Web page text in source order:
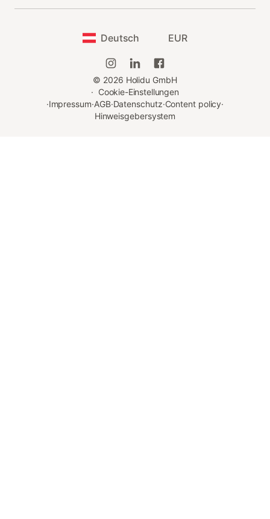
Deutsch EUR
© 2026 Holidu GmbH
· Cookie-Einstellungen
·Impressum·AGB·Datenschutz·Content policy·
Hinweisgebersystem